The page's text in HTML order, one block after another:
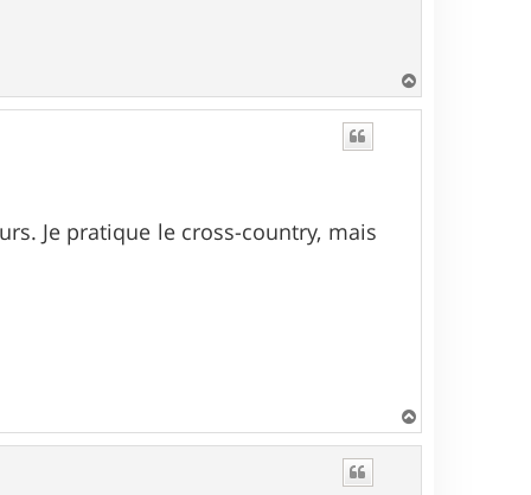
a
Je pratique le cross-country, mais
a